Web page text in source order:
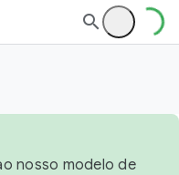
nosso modelo de